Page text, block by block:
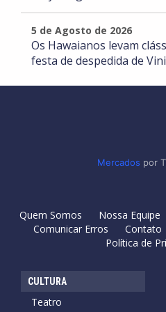
5 de Agosto de 2026
Os Hawaianos levam
festa de despedida de
Mercados por
Quem Somos Nossa Equipe
Comunicar Erros
Contato
Política de
CULTURA
Teatro